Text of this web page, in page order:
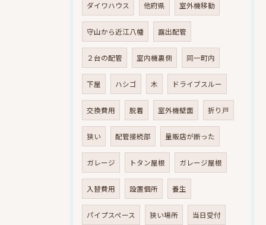
ダイワハウス 他府県 室外機移動
守山から近江八幡 露出配管
２台の配管 室内機裏側 同一町内
下屋 ハシゴ 木 ドライブスルー
交換費用 脱着 室外機壁面 折り戸
狭い 配管接続部 量販店が断った
ガレージ トタン屋根 ガレージ屋根
入替費用 設置個所 養生
パイプスペース 狭い場所 当日受付